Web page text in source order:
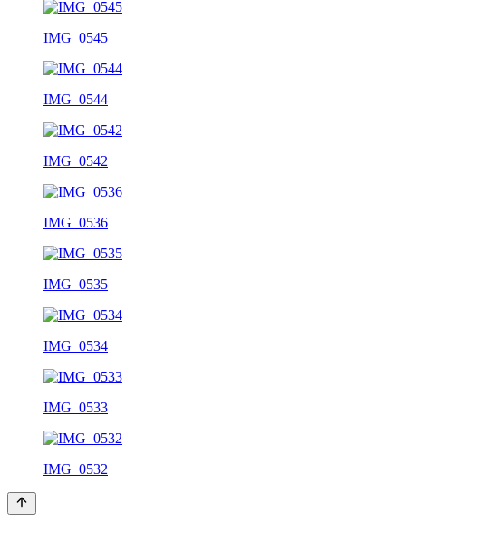
IMG_0545
IMG_0544
IMG_0542
IMG_0536
IMG_0535
IMG_0534
IMG_0533
IMG_0532